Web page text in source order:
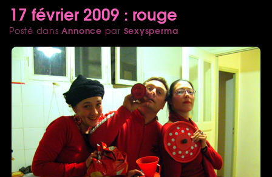
17 février 2009 : rouge
Posté dansAnnonce par Sexysperma